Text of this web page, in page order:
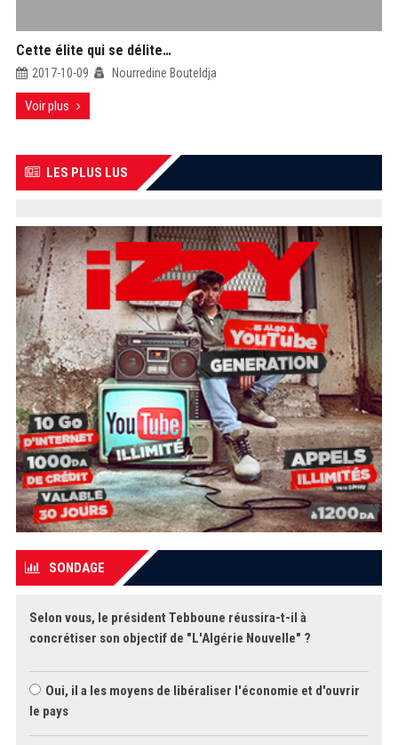
Cette élite qui se délite…
2017-10-09 Nourredine Bouteldja
Voir plus
LES PLUS LUS
SONDAGE
Selon vous, le président Tebboune réussira-t-il à
concrétiser son objectif de "L'Algérie Nouvelle" ?
Oui, il a les moyens de libéraliser l'économie et d'ouvrir
le pays